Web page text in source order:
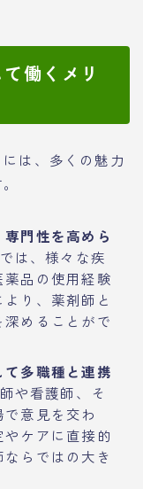
働くメリ
は、多くの魅力
門性を高めら
は、様々な疾
品の使用経験
り、薬剤師と
めることがで
多職種と連携
や看護師、そ
意見を交わ
ケアに直接的
らではの大き